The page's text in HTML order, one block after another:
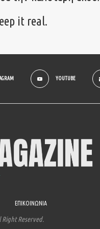
it real.
YOUTUBE
ΕΠΙΚΟΙΝΩΝΙΑ
Right Reserved.